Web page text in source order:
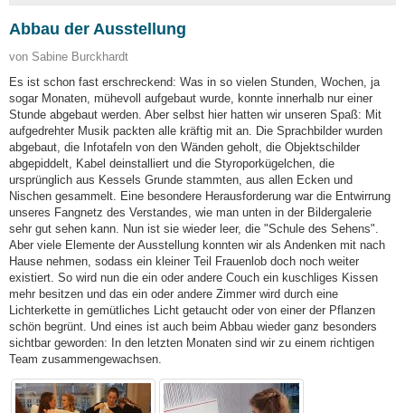
Abbau der Ausstellung
von Sabine Burckhardt
Es ist schon fast erschreckend: Was in so vielen Stunden, Wochen, ja
sogar Monaten, mühevoll aufgebaut wurde, konnte innerhalb nur einer
Stunde abgebaut werden. Aber selbst hier hatten wir unseren Spaß: Mit
aufgedrehter Musik packten alle kräftig mit an. Die Sprachbilder wurden
abgebaut, die Infotafeln von den Wänden geholt, die Objektschilder
abgepiddelt, Kabel deinstalliert und die Styroporkügelchen, die
ursprünglich aus Kessels Grunde stammten, aus allen Ecken und
Nischen gesammelt. Eine besondere Herausforderung war die Entwirrung
unseres Fangnetz des Verstandes, wie man unten in der Bildergalerie
sehr gut sehen kann. Nun ist sie wieder leer, die "Schule des Sehens".
Aber viele Elemente der Ausstellung konnten wir als Andenken mit nach
Hause nehmen, sodass ein kleiner Teil Frauenlob doch noch weiter
existiert. So wird nun die ein oder andere Couch ein kuschliges Kissen
mehr besitzen und das ein oder andere Zimmer wird durch eine
Lichterkette in gemütliches Licht getaucht oder von einer der Pflanzen
schön begrünt. Und eines ist auch beim Abbau wieder ganz besonders
sichtbar geworden: In den letzten Monaten sind wir zu einem richtigen
Team zusammengewachsen.